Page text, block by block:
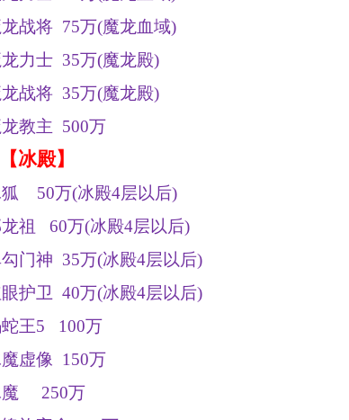
战将 75万(魔龙血域)
力士 35万(魔龙殿)
战将 35万(魔龙殿)
教主 500万
【冰殿】
50万(冰殿4层以后)
祖
60万(冰殿4层以后)
门神 35万(冰殿4层以后)
护卫
40万(冰殿4层以后)
王5 100万
虚像 150万
250万